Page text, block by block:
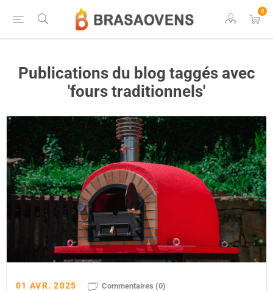
0
Publications du blog taggés avec
'fours traditionnels'
01 AVR. 2025 Commentaires (0)